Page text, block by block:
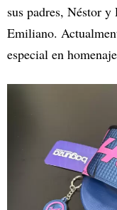
sus padres, Néstor
Emiliano.
especial en